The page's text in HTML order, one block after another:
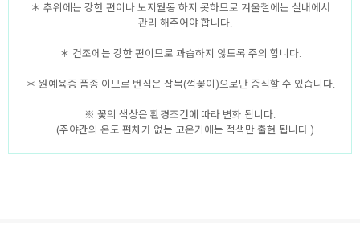
＊ 추위에는 강한 편이나 노지월동 하지 못하므로 겨울철에는 실내에서
관리 해주어야 합니다.
＊ 건조에는 강한 편이므로 과습하지 않도록 주의 합니다.
＊ 원예육종 품종 이므로 번식은 삽목(꺽꽂이)으로만 증식할 수 있습니다.
※ 꽃의 색상은 환경조건에 따라 변화 됩니다.
(주야간의 온도 편차가 없는 고온기에는 적색만 출현 됩니다.)